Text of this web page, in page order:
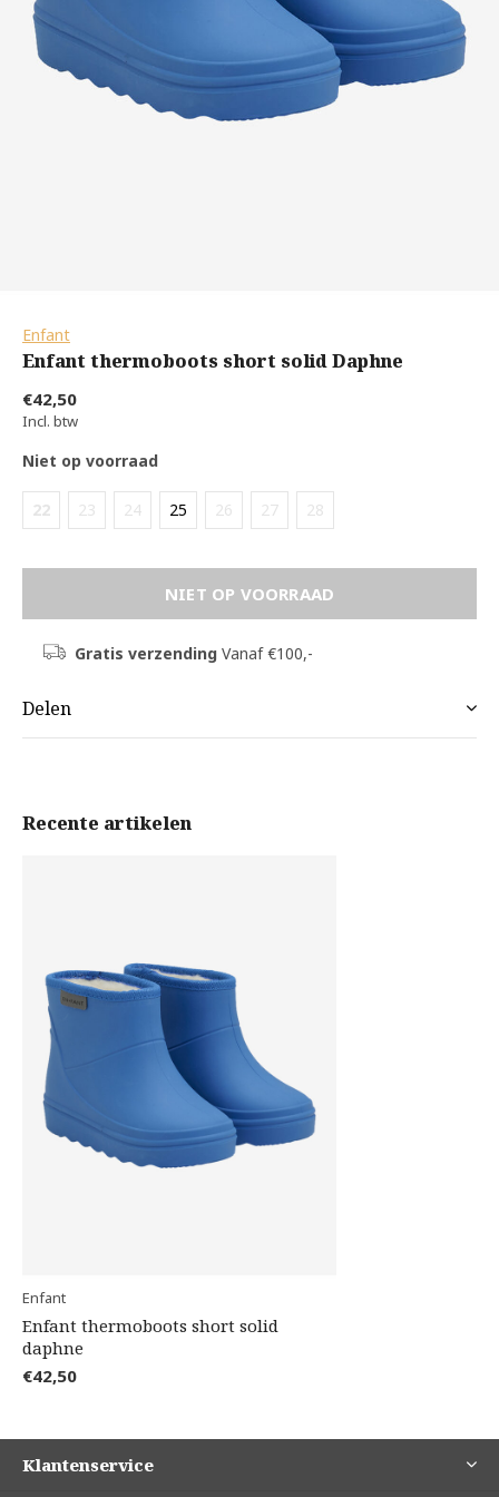
Enfant
Enfant thermoboots short solid Daphne
€42,50
Incl. btw
Niet op voorraad
22 23 24 25 26 27 28
NIET OP VOORRAAD
Gratis verzendingVanaf €100,-
Delen
Recente artikelen
Enfant
Enfant thermoboots short solid
daphne
€42,50
Klantenservice